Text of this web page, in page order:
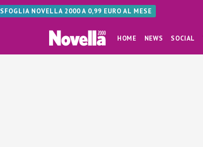
SFOGLIA NOVELLA 2000 A 0,99 EURO AL MESE
HOME NEWS SOCIAL